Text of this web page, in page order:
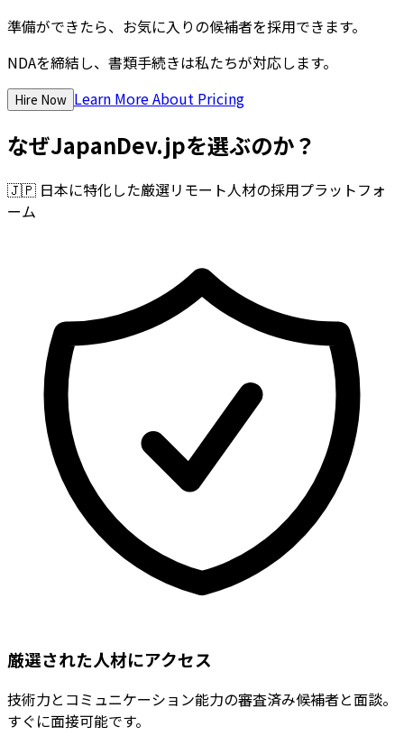
準備ができたら、お気に入りの候補者を採用できます。
NDAを締結し、書類手続きは私たちが対応します。
Hire Now Learn More About Pricing
なぜJapanDev.jpを選ぶのか？
🇯🇵 日本に特化した厳選リモート人材の採用プラットフォ
ーム
厳選された人材にアクセス
技術力とコミュニケーション能力の審査済み候補者と面談。
すぐに面接可能です。